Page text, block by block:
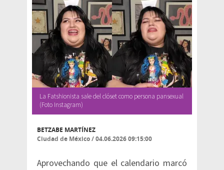
La Fatshionista sale del clóset como persona pansexual
(Foto Instagram)
BETZABE MARTÍNEZ
Ciudad de México/04.06.2026 09:15:00
Aprovechando que el calendario marcó